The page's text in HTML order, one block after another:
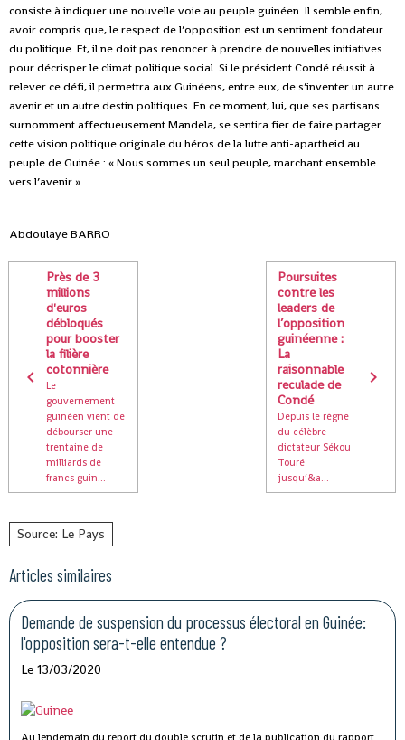
consiste à indiquer une nouvelle voie au peuple guinéen. Il semble enfin,
avoir compris que, le respect de l’opposition est un sentiment fondateur
du politique. Et, il ne doit pas renoncer à prendre de nouvelles initiatives
pour décrisper le climat politique social. Si le président Condé réussit à
relever ce défi, il permettra aux Guinéens, entre eux, de s’inventer un autre
avenir et un autre destin politiques. En ce moment, lui, que ses partisans
surnomment affectueusement Mandela, se sentira fier de faire partager
cette vision politique originale du héros de la lutte anti-apartheid au
peuple de Guinée : « Nous sommes un seul peuple, marchant ensemble
vers l’avenir ».
Abdoulaye BARRO
Près de 3
millions
d'euros
débloqués
pour booster
la filière
cotonnière
Le
gouvernement
guinéen vient de
débourser une
trentaine de
milliards de
francs guin...
Poursuites
contre les
leaders de
l’opposition
guinéenne :
La
raisonnable
reculade de
Condé
Depuis le règne
du célèbre
dictateur Sékou
Touré
jusqu’&a...
Source: Le Pays
Articles similaires
Demande de suspension du processus électoral en Guinée:
l'opposition sera-t-elle entendue ?
Le 13/03/2020
Au lendemain du report du double scrutin et de la publication du rapport